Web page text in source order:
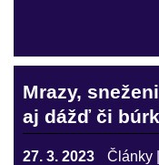
Mrazy,
aj dážď či
27. 3. 2023 Články